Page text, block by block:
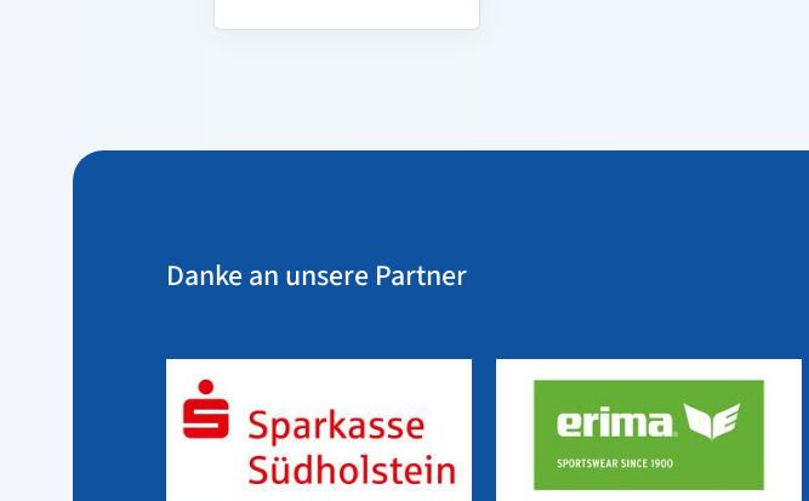
Danke an unsere Partner